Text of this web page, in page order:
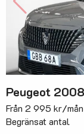
Peugeot
Från 2 995 kr/mån
Begränsat antal